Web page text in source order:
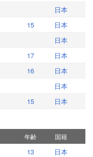
日本
15
日本
日本
17
日本
16
日本
日本
15 日本
年齢 国籍
13
日本